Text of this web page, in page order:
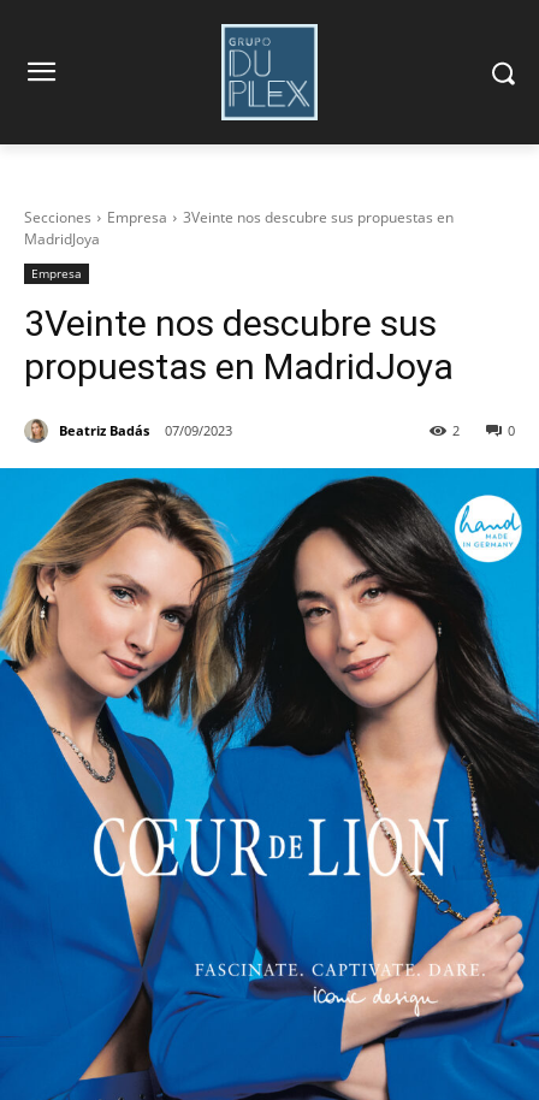
Secciones Empresa
3Veinte nos descubre sus propuestas en
MadridJoya
Empresa
3Veinte nos descubre sus
propuestas en MadridJoya
Beatriz Badás 07/09/2023 0
2